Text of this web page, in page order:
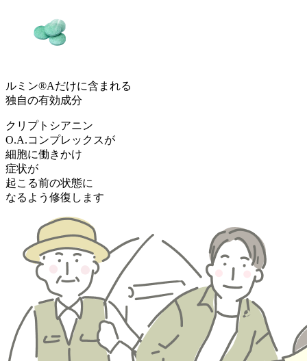
ルミン®Aだけに含まれる
独自の有効成分
クリプトシアニン
O.A.コンプレックスが
細胞に働きかけ
症状が
起こる前の状態に
なるよう 修復 します